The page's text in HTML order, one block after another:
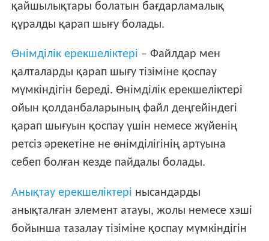
қайшылықтары болатын бағдарламалық
құралды қарап шығу болады.
Өнімділік ерекшеліктері – Файлдар мен
қалталарды қарап шығу тізіміне қоспау
мүмкіндігін береді. Өнімділік ерекшеліктері
ойын қолданбаларының файл деңгейіндегі
қарап шығуын қоспау үшін немесе жүйенің
ретсіз әрекетіне не өнімділігінің артуына
себеп болған кезде пайдалы болады.
Анықтау ерекшеліктері нысандарды
анықталған элемент атауы, жолы немесе хэші
бойынша тазалау тізіміне қоспау мүмкіндігін